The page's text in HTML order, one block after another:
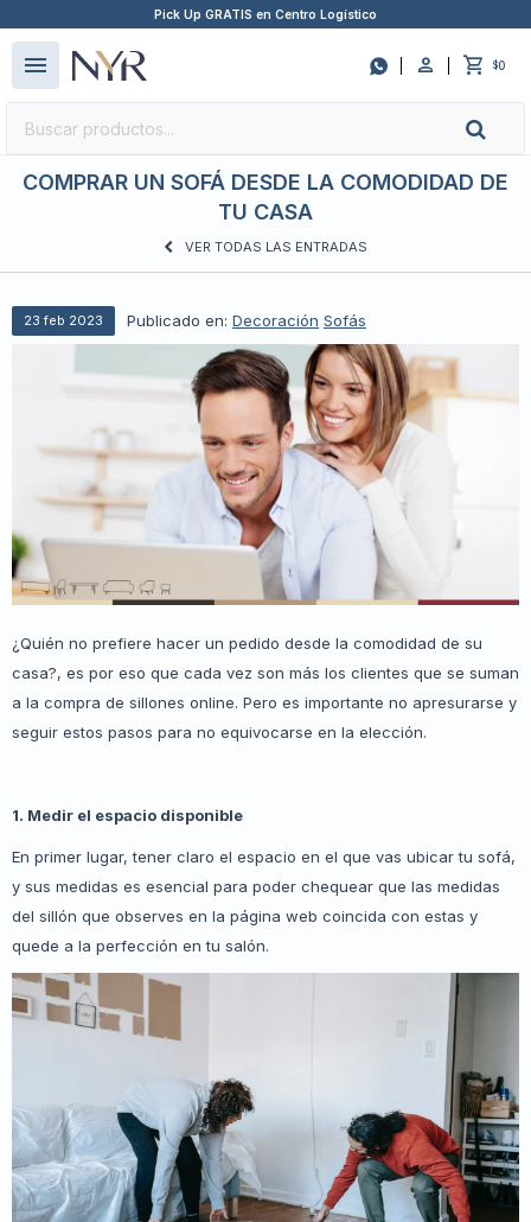
Pick Up GRATIS en Centro Logístico
 $0
menu
COMPRAR UN SOFÁ DESDE LA COMODIDAD DE
TU CASA
VER TODAS LAS ENTRADAS
23 feb 2023 Publicado en: Decoración Sofás
¿Quién no prefiere hacer un pedido desde la comodidad de su
casa?, es por eso que cada vez son más los clientes que se suman
a la compra de sillones online. Pero es importante no apresurarse y
seguir estos pasos para no equivocarse en la elección.
1. Medir el espacio disponible
En primer lugar, tener claro el espacio en el que vas ubicar tu sofá,
y sus medidas es esencial para poder chequear que las medidas
del sillón que observes en la página web coincida con estas y
quede a la perfección en tu salón.
close